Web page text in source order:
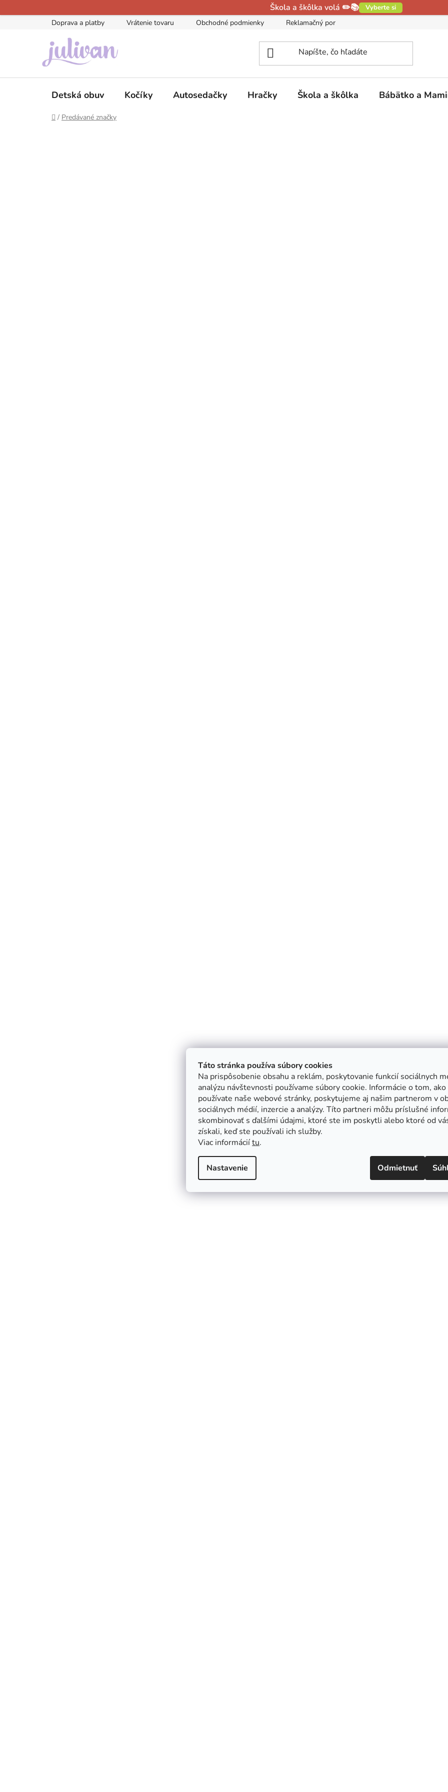
Táto stránka používa súbory cookies
Na prispôsobenie obsahu a reklám, poskytovanie funkcií sociálnych
analýzu návštevnosti používame súbory cookie. Informácie o tom, ako
používate naše webové stránky, poskytujeme aj našim partnerom v
sociálnych médií, inzercie a analýzy. Títo partneri môžu príslušné
skombinovať s ďalšími údajmi, ktoré ste im poskytli alebo ktoré od
získali, keď ste používali ich služby.
Viac informáciítu.
Nastavenie Odmietnuť
na
Škola a škôlka volá ✏️📚 Vyberte si
Doprava a platby Vrátenie tovaru Obchodné podmienky Reklamačný poriadok
Detská obuv Kočíky Autosedačky Hračky Škola a škôlka Bábätko a
Domov
/ Predávané značky